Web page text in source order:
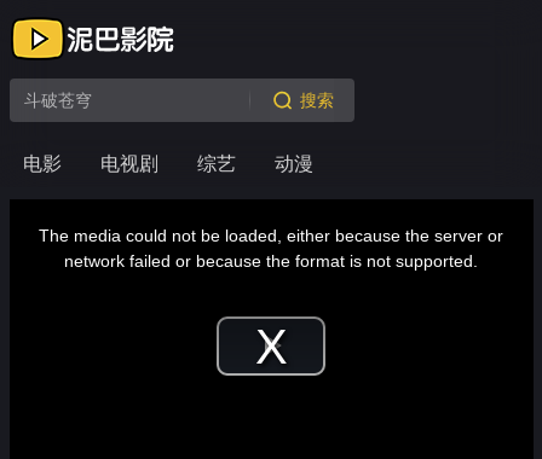
电影 电视剧 综艺 动漫
搜索
Play
modalThe media could not be loaded, either because the server or
network failed or because the format is not supported.